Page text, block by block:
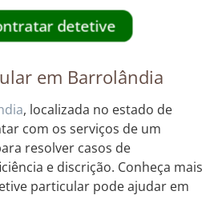
detetive
em Barrolândia
, localizada no estado de
com os serviços de um
resolver casos de
e discrição. Conheça mais
particular pode ajudar em